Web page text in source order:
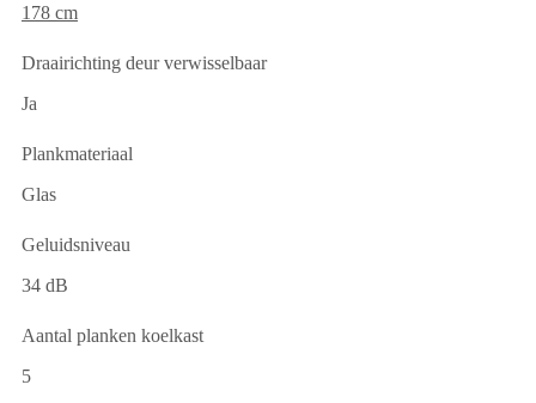
178 cm
Draairichting deur verwisselbaar
Ja
Plankmateriaal
Glas
Geluidsniveau
34 dB
Aantal planken koelkast
5